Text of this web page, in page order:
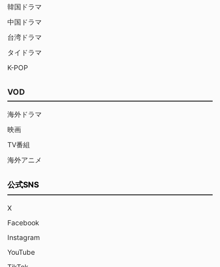
韓国ドラマ
中国ドラマ
台湾ドラマ
タイドラマ
K-POP
VOD
海外ドラマ
映画
TV番組
海外アニメ
公式SNS
X
Facebook
Instagram
YouTube